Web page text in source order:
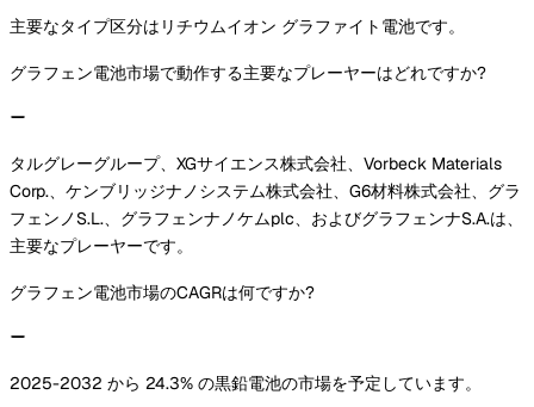
主要なタイプ区分はリチウムイオン グラファイト電池です。
グラフェン電池市場で動作する主要なプレーヤーはどれですか?
タルグレーグループ、XGサイエンス株式会社、Vorbeck Materials
Corp.、ケンブリッジナノシステム株式会社、G6材料株式会社、グラ
フェンノS.L.、グラフェンナノケムplc、およびグラフェンナS.A.は、
主要なプレーヤーです。
グラフェン電池市場のCAGRは何ですか?
2025-2032 から 24.3% の黒鉛電池の市場を予定しています。